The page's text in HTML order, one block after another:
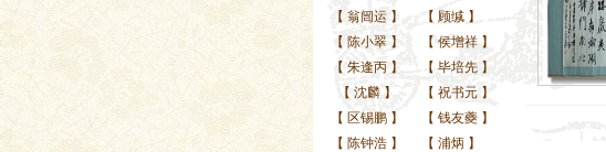
【 翁闿运 】 【 顾缄 】
【 陈小翠 】 【 侯增祥 】
【 朱逢丙 】 【 毕培先 】
【 沈麟 】 【 祝书元 】
【 区锡鹏 】 【 钱友夔 】
【 陈钟浩 】 【 浦炳 】